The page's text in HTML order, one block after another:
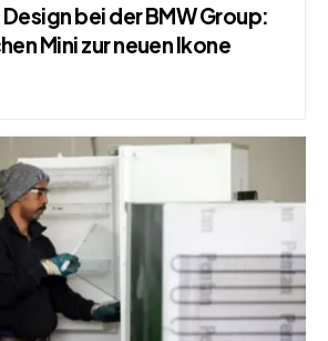
Design bei der BMW Group:
Mini zur neuen Ikone